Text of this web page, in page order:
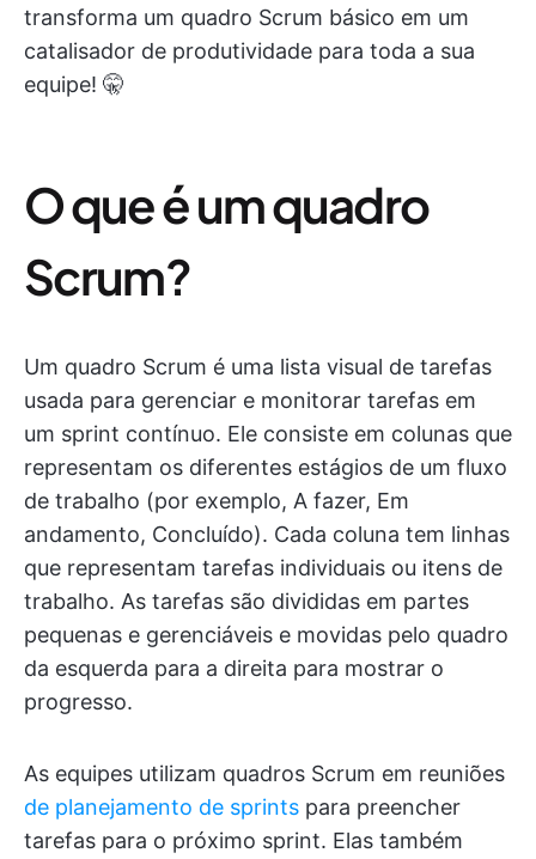
transforma um quadro Scrum básico em um
catalisador de produtividade para toda a sua
equipe! 🤫
O que é um quadro
Scrum?
Um quadro Scrum é uma lista visual de tarefas
usada para gerenciar e monitorar tarefas em
um sprint contínuo. Ele consiste em colunas que
representam os diferentes estágios de um fluxo
de trabalho (por exemplo, A fazer, Em
andamento, Concluído). Cada coluna tem linhas
que representam tarefas individuais ou itens de
trabalho. As tarefas são divididas em partes
pequenas e gerenciáveis e movidas pelo quadro
da esquerda para a direita para mostrar o
progresso.
As equipes utilizam quadros Scrum em reuniões
de planejamento de sprints para preencher
tarefas para o próximo sprint. Elas também